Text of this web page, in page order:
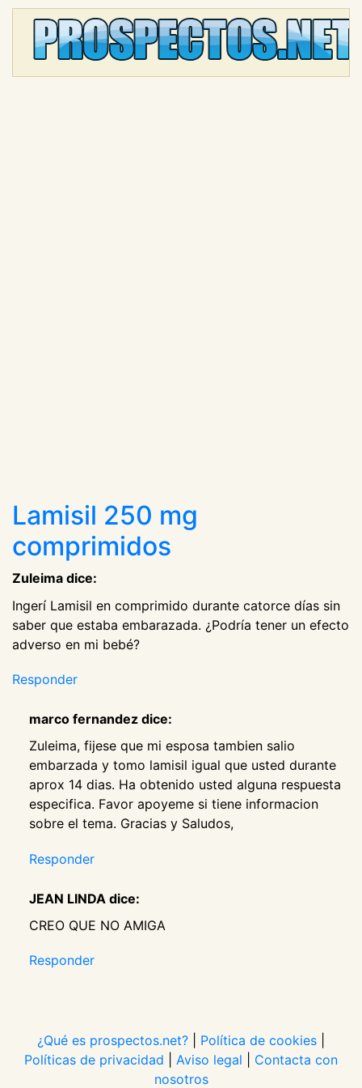
Lamisil 250 mg
comprimidos
Zuleima dice:
Ingerí Lamisil en comprimido durante catorce días sin
saber que estaba embarazada. ¿Podría tener un efecto
adverso en mi bebé?
Responder
marco fernandez dice:
Zuleima, fijese que mi esposa tambien salio
embarzada y tomo lamisil igual que usted durante
aprox 14 dias. Ha obtenido usted alguna respuesta
especifica. Favor apoyeme si tiene informacion
sobre el tema. Gracias y Saludos,
Responder
JEAN LINDA dice:
CREO QUE NO AMIGA
Responder
¿Qué es prospectos.net? Política de cookies
Políticas de privacidad
Aviso legal
Contacta con
nosotros